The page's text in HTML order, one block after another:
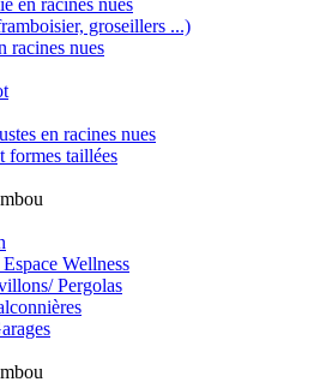
en racines nues
groseillers ...)
racines nues
en racines nues
formes taillées
Wellness
Pergolas